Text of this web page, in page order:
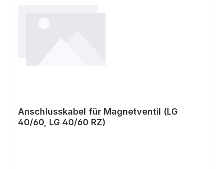
Anschlusskabel für Magnetventil (LG
40/60, LG 40/60 RZ)